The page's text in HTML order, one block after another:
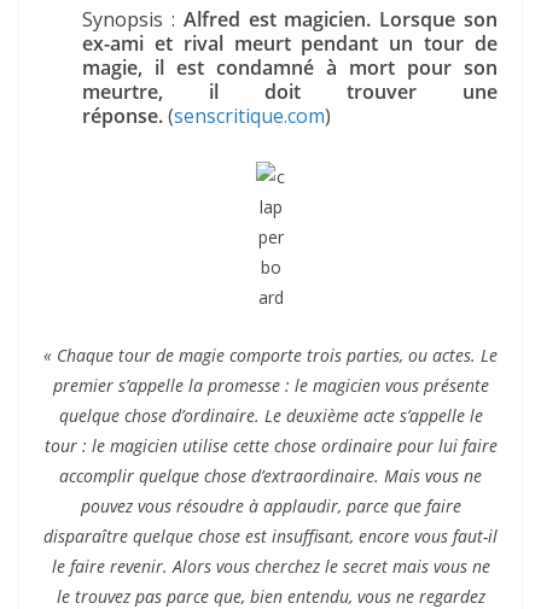
Synopsis : Alfred est magicien. Lorsque son
ex-ami et rival meurt pendant un tour de
magie, il est condamné à mort pour son
meurtre, il doit trouver une
réponse.(senscritique.com)
« Chaque tour de magie comporte trois parties, ou actes. Le
premier s’appelle la promesse : le magicien vous présente
quelque chose d’ordinaire. Le deuxième acte s’appelle le
tour : le magicien utilise cette chose ordinaire pour lui faire
accomplir quelque chose d’extraordinaire. Mais vous ne
pouvez vous résoudre à applaudir, parce que faire
disparaître quelque chose est insuffisant, encore vous faut-il
le faire revenir. Alors vous cherchez le secret mais vous ne
le trouvez pas parce que, bien entendu, vous ne regardez